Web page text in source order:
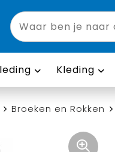
Kleding
Broeken en Rokken